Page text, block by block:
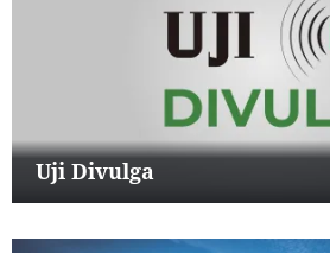
Uji Divulga